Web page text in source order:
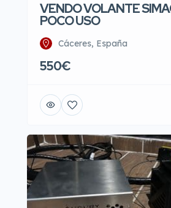
VENDO VOLANTE
POCO USO
Cáceres, España
550€